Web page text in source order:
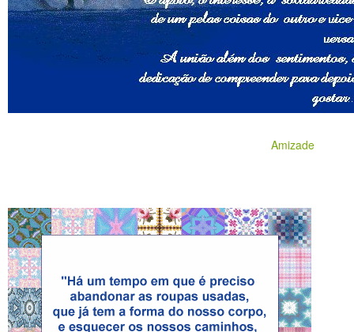
Amizade